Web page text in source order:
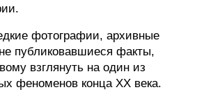
фотографии, архивные
публиковавшиеся факты,
взглянуть на один из
феноменов конца XX века.